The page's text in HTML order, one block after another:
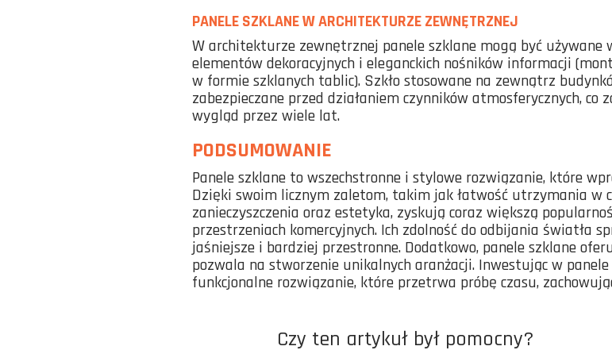
PANELE SZKLANE W ARCHITEKTURZE ZEWNĘTRZNEJ
W architekturze zewnętrznej panele szklane mogą być używane
elementów dekoracyjnych i eleganckich nośników informacji
w formie szklanych tablic). Szkło stosowane na zewnątrz
zabezpieczane przed działaniem czynników atmosferycznych,
wygląd przez wiele lat.
PODSUMOWANIE
Panele szklane to wszechstronne i stylowe rozwiązanie, które
Dzięki swoim licznym zaletom, takim jak łatwość utrzymania w
zanieczyszczenia oraz estetyka, zyskują coraz większą
przestrzeniach komercyjnych. Ich zdolność do odbijania światła
jaśniejsze i bardziej przestronne. Dodatkowo, panele szklane
pozwala na stworzenie unikalnych aranżacji. Inwestując w
funkcjonalne rozwiązanie, które przetrwa próbę czasu,
Czy ten artykuł był pomocny?